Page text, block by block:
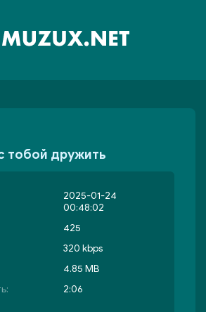
тобой дружить
2025-01-24
00:48:02
425
320 kbps
4.85 MB
2:06